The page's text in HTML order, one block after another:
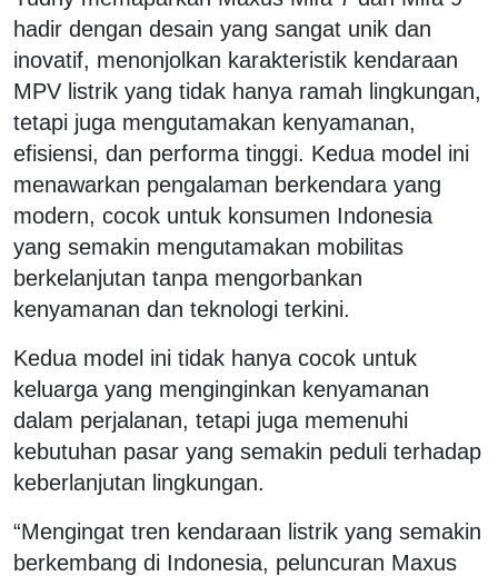
hadir dengan desain yang sangat unik dan
inovatif, menonjolkan karakteristik kendaraan
MPV listrik yang tidak hanya ramah lingkungan,
tetapi juga mengutamakan kenyamanan,
efisiensi, dan performa tinggi. Kedua model ini
menawarkan pengalaman berkendara yang
modern, cocok untuk konsumen Indonesia
yang semakin mengutamakan mobilitas
berkelanjutan tanpa mengorbankan
kenyamanan dan teknologi terkini.
Kedua model ini tidak hanya cocok untuk
keluarga yang menginginkan kenyamanan
dalam perjalanan, tetapi juga memenuhi
kebutuhan pasar yang semakin peduli terhadap
keberlanjutan lingkungan.
“Mengingat tren kendaraan listrik yang semakin
berkembang di Indonesia, peluncuran Maxus